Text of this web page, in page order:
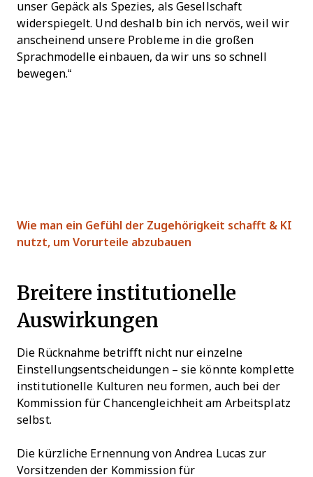
unser Gepäck als Spezies, als Gesellschaft
widerspiegelt. Und deshalb bin ich nervös, weil wir
anscheinend unsere Probleme in die großen
Sprachmodelle einbauen, da wir uns so schnell
bewegen.“
Wie man ein Gefühl der Zugehörigkeit schafft & KI
nutzt, um Vorurteile abzubauen
Breitere institutionelle
Auswirkungen
Die Rücknahme betrifft nicht nur einzelne
Einstellungsentscheidungen – sie könnte komplette
institutionelle Kulturen neu formen, auch bei der
Kommission für Chancengleichheit am Arbeitsplatz
selbst.
Die kürzliche Ernennung von Andrea Lucas zur
Vorsitzenden der Kommission für